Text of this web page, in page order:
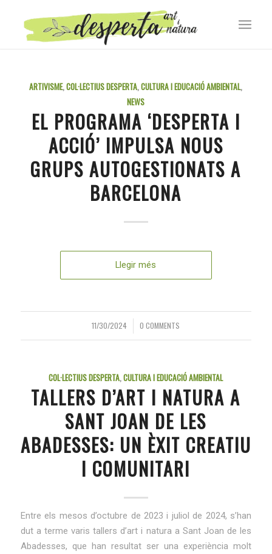
ARTIVISME,COL·LECTIUS DESPERTA,CULTURA I EDUCACIÓ AMBIENTAL,
NEWS
EL PROGRAMA ‘DESPERTA I
ACCIÓ’ IMPULSA NOUS
GRUPS AUTOGESTIONATS A
BARCELONA
Llegir més
11/30/2024
/ 0 COMMENTS
COL·LECTIUS DESPERTA,CULTURA I EDUCACIÓ AMBIENTAL
TALLERS D’ART I NATURA A
SANT JOAN DE LES
ABADESSES: UN ÈXIT CREATIU
I COMUNITARI
Entre els mesos d’octubre de 2023 i juliol de 2024, s’han
dut a terme varis tallers d’art i natura a Sant Joan de les
Abadesses, que han resultat ser una experiència molt